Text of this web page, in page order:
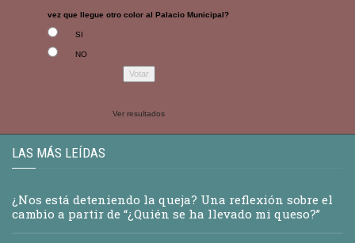
vez que llegue otro color al Palacio Municipal?
SI
NO
Ver resultados
LAS MÁS LEÍDAS
¿Nos está deteniendo la queja? Una reflexión sobre el
cambio a partir de “¿Quién se ha llevado mi queso?”